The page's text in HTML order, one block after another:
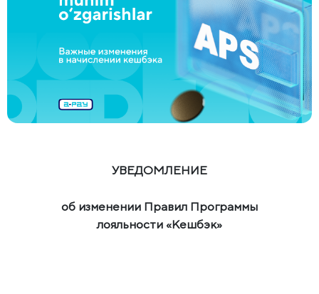
УВЕДОМЛЕНИЕ
об изменении Правил Программы
лояльности «Кешбэк»